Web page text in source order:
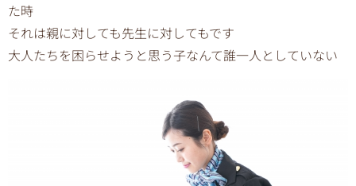
た時
それは親に対しても先生に対してもです
大人たちを困らせようと思う子なんて誰一人としていない